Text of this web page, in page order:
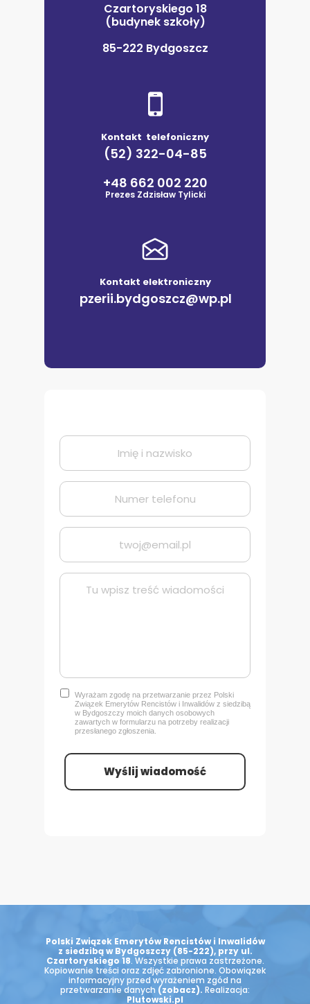
Kontakt elektroniczny
pzerii.bydgoszcz@wp.pl
Kontakt telefoniczny
(52) 322-04-85
+48 662 002 220
Prezes Zdzisław Tylicki
Czartoryskiego 18
(budynek szkoły)
85-222 Bydgoszcz
Wyrażam zgodę na przetwarzanie przez Polski
Związek Emerytów Rencistów i Inwalidów z siedzibą
w Bydgoszczy moich danych osobowych
zawartych w formularzu na potrzeby realizacji
przesłanego zgłoszenia.
Wyślij wiadomość
Polski Związek Emerytów Rencistów i Inwalidów
z siedzibą w Bydgoszczy (85-222), przy ul.
Czartoryskiego 18. Wszystkie prawa zastrzeżone.
Kopiowanie treści oraz zdjęć zabronione. Obowiązek
informacyjny przed wyrażeniem zgód na
przetwarzanie danych (zobacz). Realizacja:
Plutowski.pl